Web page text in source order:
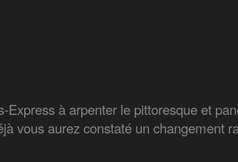
Express à arpenter le pittoresque et
vous aurez constaté un changement